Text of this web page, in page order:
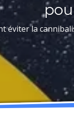
éviter la